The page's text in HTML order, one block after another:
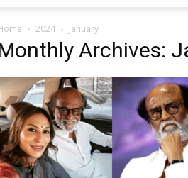
2024 January
Archives: